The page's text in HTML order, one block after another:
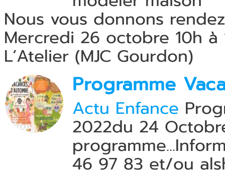
Nous vous donnons
Mercredi 26 octobre 10h à
L’Atelier (MJC Gourdon)
Programme
Actu Enfance
2022du 24
46 97 83 et/ou